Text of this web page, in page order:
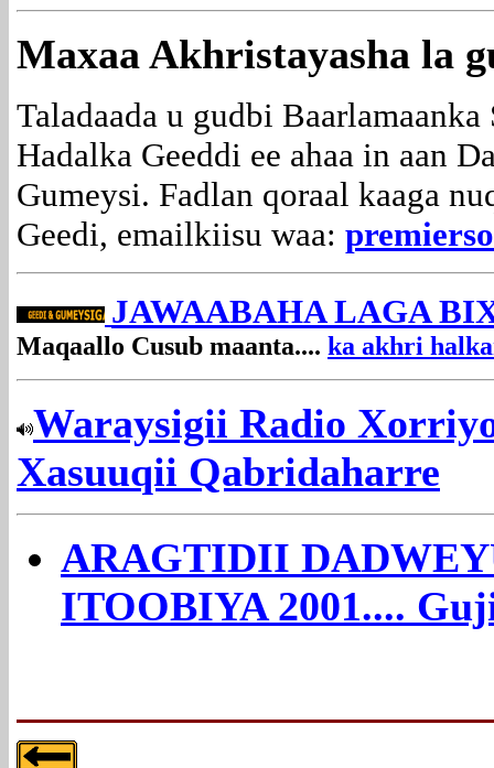
Maxaa Akhristayasha la
Taladaada u gudbi
Hadalka Geeddi ee ahaa in aan
Gumeysi. Fadlan qoraal kaaga
Geedi, emailkiisu waa:
JAWAABAHA LAGA
Maqaallo Cusub maanta.... ka akhri
Waraysigii Radio
Xasuuqii Qabridaharre
ARAGTIDII
ITOOBIYA 2001....